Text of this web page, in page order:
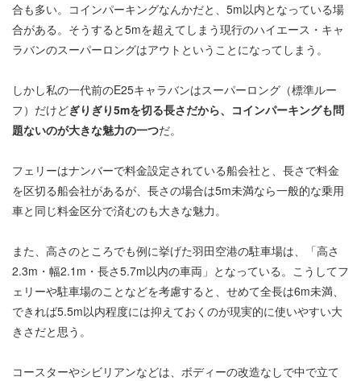
合も多い。コインパーキングなんかだと、5m以内となっている場
合がある。そうすると5mを超えてしまう現行のハイエース・キャ
ラバンのスーパーロングはアウトということになってしまう。
しかし私の一代前のE25キャラバンはスーパーロング（標準ルー
フ）だけどぎりぎり5mを切る長さだから、コインパーキングも問
題ないのが大きな魅力の一つだ。
フェリーはナンバーで料金設定されている船会社と、長さで料金
を区切る船会社があるが、長さの場合は5m未満なら一般的な乗用
車と同じ料金区分で済むのも大きな魅力。
また、高さのところでも例に挙げた羽田空港の駐車場は、「高さ
2.3m・幅2.1m・長さ5.7m以内の車両」となっている。こうしてフ
ェリーや駐車場のことなどを考慮すると、せめて全長は6m未満、
できれば5.5m以内程度には抑えておくのが現実的に使いやすい大
きさだと思う。
コースターやシビリアンなどは、ボディーの改造なしで中で立て